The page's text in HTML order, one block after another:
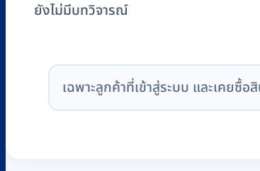
ยังไม่มีบทวิจารณ์
เฉพาะลูกค้าที่เข้าสู่ระบบ และเคยซื้